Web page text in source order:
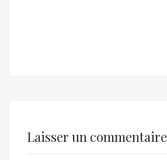
Laisser un commentaire